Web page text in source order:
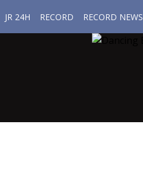
JR 24H RECORD RECORD NEWS